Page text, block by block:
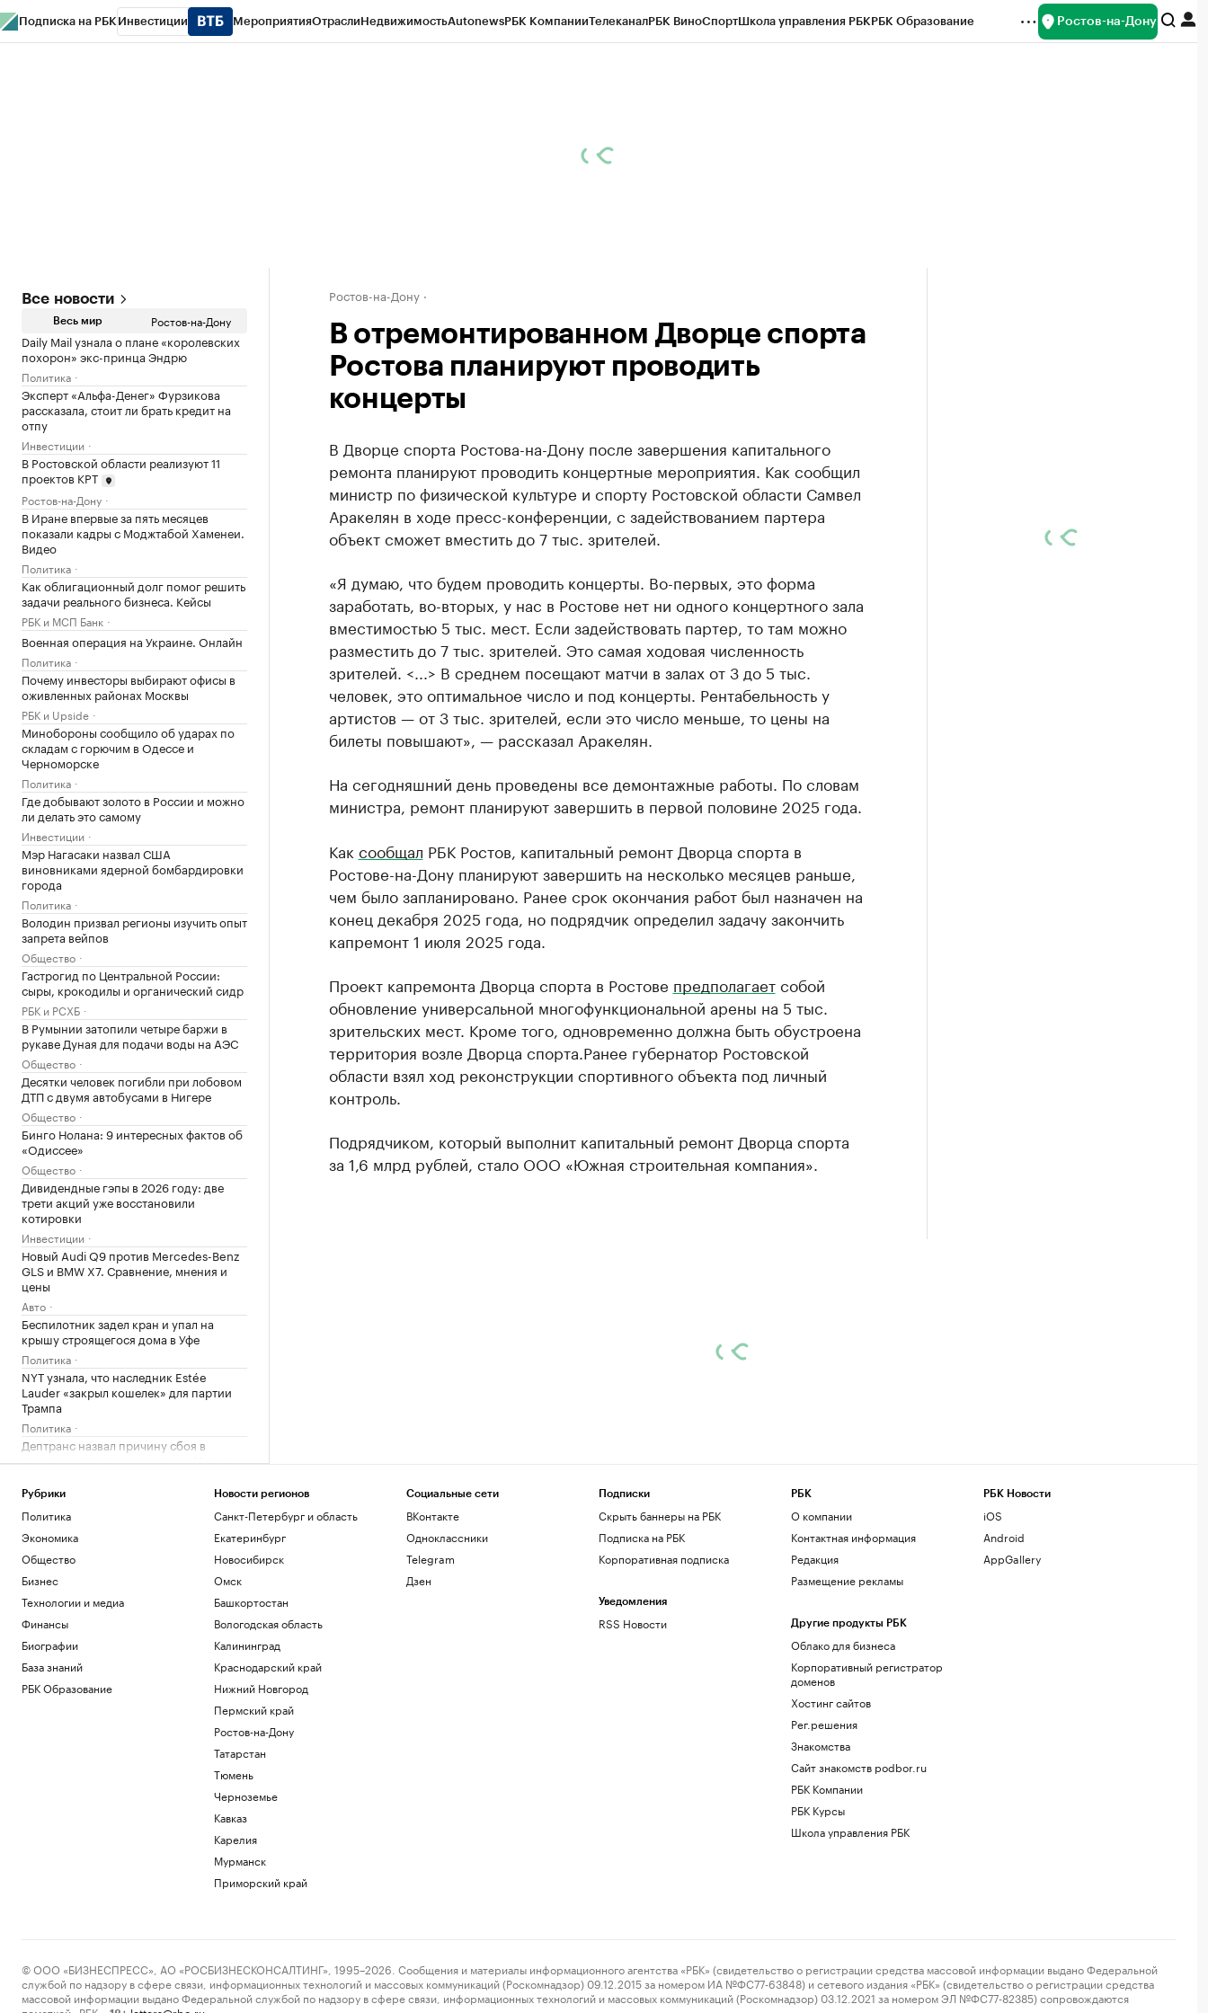
Подписка на РБК Инвестиции МероприятияОтраслиНедвижимостьAutonewsРБК КомпанииТелеканалРБК ВиноСпортШкола управления РБКРБК Образование Ростов-на-Дону
Все новости
Весь мир Ростов-на-Дону
Daily Mail узнала о плане «королевских
похорон» экс-принца Эндрю
Политика
Эксперт «Альфа-Денег» Фурзикова
рассказала, стоит ли брать кредит на
отпу
Инвестиции
В Ростовской области реализуют 11
проектов КРТ
Ростов-на-Дону
В Иране впервые за пять месяцев
показали кадры с Моджтабой Хаменеи.
Видео
Политика
Как облигационный долг помог решить
задачи реального бизнеса. Кейсы
РБК и МСП Банк
Военная операция на Украине. Онлайн
Политика
Почему инвесторы выбирают офисы в
оживленных районах Москвы
РБК и Upside
Минобороны сообщило об ударах по
складам с горючим в Одессе и
Черноморске
Политика
Где добывают золото в России и можно
ли делать это самому
Инвестиции
Мэр Нагасаки назвал США
виновниками ядерной бомбардировки
города
Политика
Володин призвал регионы изучить опыт
запрета вейпов
Общество
Гастрогид по Центральной России:
сыры, крокодилы и органический сидр
РБК и РСХБ
В Румынии затопили четыре баржи в
рукаве Дуная для подачи воды на АЭС
Общество
Десятки человек погибли при лобовом
ДТП с двумя автобусами в Нигере
Общество
Бинго Нолана: 9 интересных фактов об
«Одиссее»
Общество
Дивидендные гэпы в 2026 году: две
трети акций уже восстановили
котировки
Инвестиции
Новый Audi Q9 против Mercedes-Benz
GLS и BMW X7. Сравнение, мнения и
цены
Авто
Беспилотник задел кран и упал на
крышу строящегося дома в Уфе
Политика
NYT узнала, что наследник Estée
Lauder «закрыл кошелек» для партии
Трампа
Политика
Дептранс назвал причину сбоя в
движении трамваев на севере Москвы
Ростов-на-Дону
В отремонтированном Дворце спорта
Ростова планируют проводить
концерты
В Дворце спорта Ростова-на-Дону после завершения капитального
ремонта планируют проводить концертные мероприятия. Как сообщил
министр по физической культуре и спорту Ростовской области Самвел
Аракелян в ходе пресс-конференции, с задействованием партера
объект сможет вместить до 7 тыс. зрителей.
«Я думаю, что будем проводить концерты. Во-первых, это форма
заработать, во-вторых, у нас в Ростове нет ни одного концертного зала
вместимостью 5 тыс. мест. Если задействовать партер, то там можно
разместить до 7 тыс. зрителей. Это самая ходовая численность
зрителей. <...> В среднем посещают матчи в залах от 3 до 5 тыс.
человек, это оптимальное число и под концерты. Рентабельность у
артистов — от 3 тыс. зрителей, если это число меньше, то цены на
билеты повышают», — рассказал Аракелян.
На сегодняшний день проведены все демонтажные работы. По словам
министра, ремонт планируют завершить в первой половине 2025 года.
Как сообщал РБК Ростов, капитальный ремонт Дворца спорта в
Ростове-на-Дону планируют завершить на несколько месяцев раньше,
чем было запланировано. Ранее срок окончания работ был назначен на
конец декабря 2025 года, но подрядчик определил задачу закончить
капремонт 1 июля 2025 года.
Проект капремонта Дворца спорта в Ростове предполагаетсобой
обновление универсальной многофункциональной арены на 5 тыс.
зрительских мест. Кроме того, одновременно должна быть обустроена
территория возле Дворца спорта.Ранее губернатор Ростовской
области взял ход реконструкции спортивного объекта под личный
контроль.
Подрядчиком, который выполнит капитальный ремонт Дворца спорта
за 1,6 млрд рублей, стало ООО «Южная строительная компания».
Рубрики
Политика
Экономика
Общество
Бизнес
Технологии и медиа
Финансы
Биографии
База знаний
РБК Образование
Новости регионов
Санкт-Петербург и область
Екатеринбург
Новосибирск
Омск
Башкортостан
Вологодская область
Калининград
Краснодарский край
Нижний Новгород
Пермский край
Ростов-на-Дону
Татарстан
Тюмень
Черноземье
Кавказ
Карелия
Мурманск
Приморский край
Социальные сети
ВКонтакте
Одноклассники
Telegram
Дзен
Подписки
Скрыть баннеры на РБК
Подписка на РБК
Корпоративная подписка
Уведомления
RSS Новости
РБК
О компании
Контактная информация
Редакция
Размещение рекламы
Другие продукты РБК
Облако для бизнеса
Корпоративный регистратор
доменов
Хостинг сайтов
Рег.решения
Знакомства
Сайт знакомств podbor.ru
РБК Компании
РБК Курсы
Школа управления РБК
РБК Новости
iOS
Android
AppGallery
© ООО «БИЗНЕСПРЕСС», АО «РОСБИЗНЕСКОНСАЛТИНГ», 1995–2026. Сообщения и материалы информационного агентства «РБК» (свидетельство о регистрации средства массовой информации выдано Федеральной
службой по надзору в сфере связи, информационных технологий и массовых коммуникаций (Роскомнадзор) 09.12.2015 за номером ИА №ФС77-63848) и сетевого издания «РБК» (свидетельство о регистрации средства
массовой информации выдано Федеральной службой по надзору в сфере связи, информационных технологий и массовых коммуникаций (Роскомнадзор) 03.12.2021 за номером ЭЛ №ФС77-82385) сопровождаются